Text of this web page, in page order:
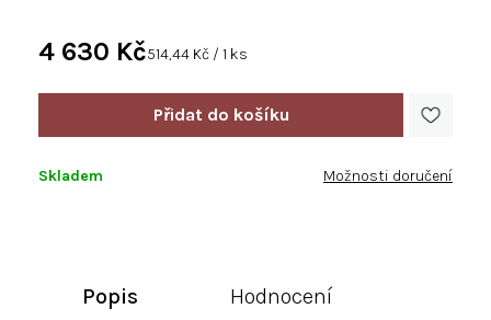
4 630 KčMěrná
514,44 Kč / 1 ks
Skladem Možnosti doručení
z
hvězdiček.
Popis Hodnocení